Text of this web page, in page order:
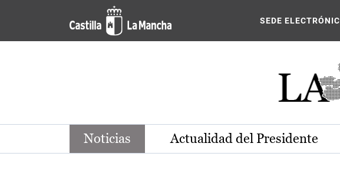
Pasar al contenido principal
Noticias de la región de Castilla-La
SEDE
Noticias Actualidad del Presidente